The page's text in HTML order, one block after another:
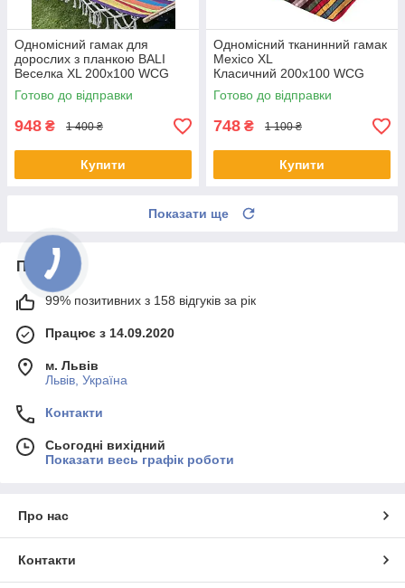
Одномісний гамак для
дорослих з планкою BALI
Веселка XL 200х100 WCG
Shopik
Готово до відправки
948 ₴ 1 400 ₴
Купити
Одномісний тканинний гамак
Mexico XL
Класичний 200х100 WCG
Shopik
Готово до відправки
748 ₴ 1 100 ₴
Купити
Показати ще
Про нас
99% позитивних з 158 відгуків за рік
Працює з 14.09.2020
м. Львів
Львів, Україна
Контакти
Сьогодні вихідний
Показати весь графік роботи
Про нас
Контакти